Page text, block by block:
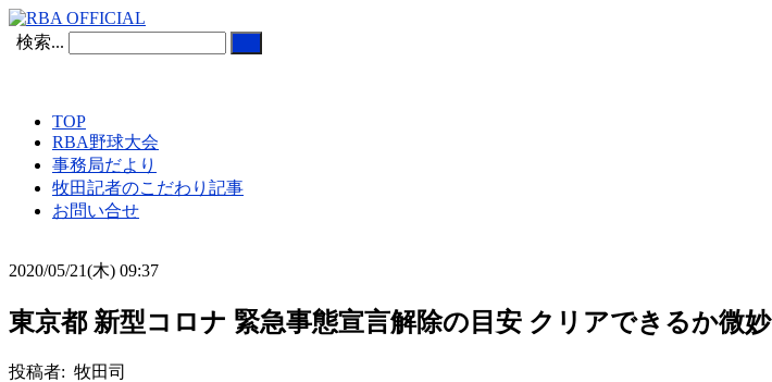
検索...
TOP
RBA野球大会
事務局だより
牧田記者のこだわり記事
お問い合せ
2020/05/21(木) 09:37
東京都 新型コロナ 緊急事態宣言解除の目安 クリアできるか微妙
投稿者: 牧田司